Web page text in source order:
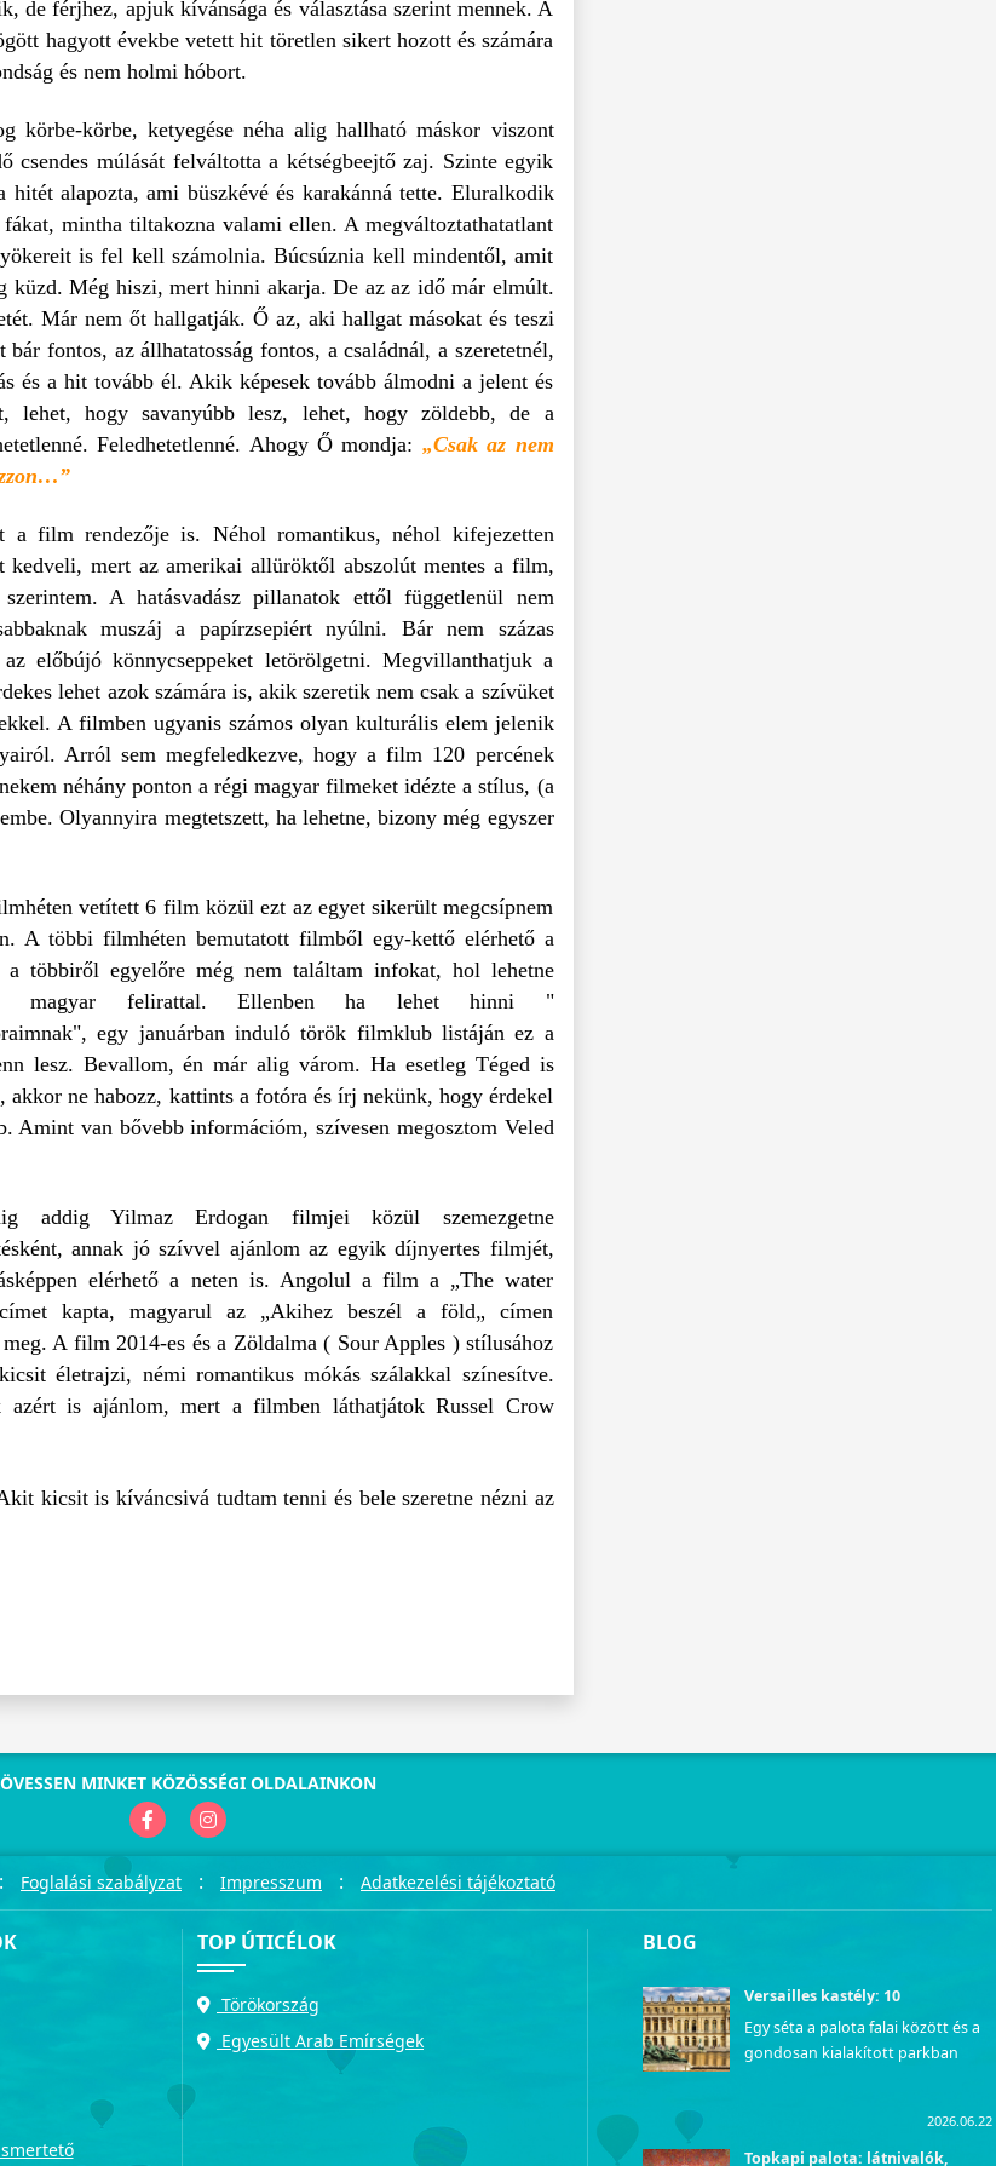
de férjhez, apjuk kívánsága és választása szerint mennek. A
hagyott évekbe vetett hit töretlen sikert hozott és számára
és nem holmi hóbort.
körbe-körbe, ketyegése néha alig hallható máskor viszont
múlását felváltotta a kétségbeejtő zaj. Szinte egyik
alapozta, ami büszkévé és karakánná tette. Eluralkodik
mintha tiltakozna valami ellen. A megváltoztathatatlant
is fel kell számolnia. Búcsúznia kell mindentől, amit
küzd. Még hiszi, mert hinni akarja. De az az idő már elmúlt.
Már nem őt hallgatják. Ő az, aki hallgat másokat és teszi
fontos, az állhatatosság fontos, a családnál, a szeretetnél,
és a hit tovább él. Akik képesek tovább álmodni a jelent és
lehet, hogy savanyúbb lesz, lehet, hogy zöldebb, de a
Feledhetetlenné. Ahogy Ő mondja: „Csak az nem
a film rendezője is. Néhol romantikus, néhol kifejezetten
mert az amerikai allüröktől abszolút mentes a film,
A hatásvadász pillanatok ettől függetlenül nem
muszáj a papírzsepiért nyúlni. Bár nem százas
előbújó könnycseppeket letörölgetni. Megvillanthatjuk a
lehet azok számára is, akik szeretik nem csak a szívüket
A filmben ugyanis számos olyan kulturális elem jelenik
Arról sem megfeledkezve, hogy a film 120 percének
néhány ponton a régi magyar filmeket idézte a stílus, (a
Olyannyira megtetszett, ha lehetne, bizony még egyszer
vetített 6 film közül ezt az egyet sikerült megcsípnem
A többi filmhéten bemutatott filmből egy-kettő elérhető a
a többiről egyelőre még nem találtam infokat, hol lehetne
magyar felirattal. Ellenben ha lehet hinni "
egy januárban induló török filmklub listáján ez a
lesz. Bevallom, én már alig várom. Ha esetleg Téged is
akkor ne habozz, kattints a fotóra és írj nekünk, hogy érdekel
Amint van bővebb információm, szívesen megosztom Veled
addig Yilmaz Erdogan filmjei közül szemezgetne
annak jó szívvel ajánlom az egyik díjnyertes filmjét,
elérhető a neten is. Angolul a film a „The water
kapta, magyarul az „Akihez beszél a föld„ címen
A film 2014-es és a Zöldalma ( Sour Apples ) stílusához
életrajzi, némi romantikus mókás szálakkal színesítve.
azért is ajánlom, mert a filmben láthatjátok Russel Crow
kicsit is kíváncsivá tudtam tenni és bele szeretne nézni az
MINKET KÖZÖSSÉGI OLDALAINKON
: Foglalási szabályzat : Impresszum : Adatkezelési tájékoztató
TOP ÚTICÉLOK
Törökország
Egyesült Arab Emírségek
BLOG
Versailles kastély: 10
Egy séta a palota falai között és a
gondosan kialakított parkban
udvar fényűző mindennapjaiba.
Azok számára, akik szeretnék
2026.06.22
Topkapi palota: látnivalók,